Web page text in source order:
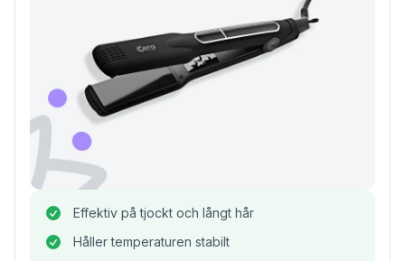
Effektiv på tjockt och långt hår
Håller temperaturen stabilt